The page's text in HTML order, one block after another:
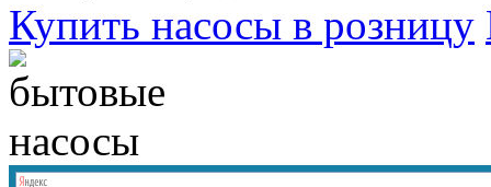
Купить насосы в розницу